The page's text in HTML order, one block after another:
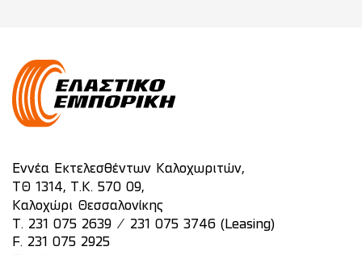
Εννέα Εκτελεσθέντων Καλοχωριτών,
ΤΘ 1314, Τ.Κ. 570 09,
Καλοχώρι Θεσσαλονίκης
T. 231 075 2639 /
231 075 3746 (Leasing)
F. 231 075 2925